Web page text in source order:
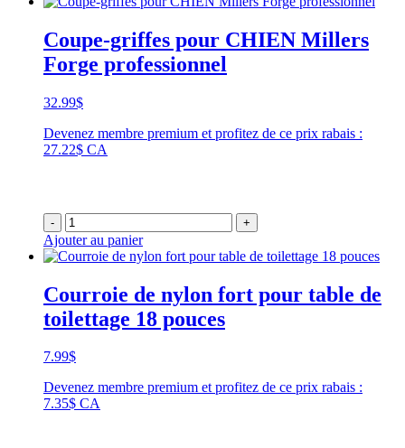
Coupe-griffes pour CHIEN Millers
Forge professionnel
32.99$
Devenez membre premium et profitez de ce prix rabais :
27.22$ CA
- +
Ajouter au panier
Courroie de nylon fort pour table de
toilettage 18 pouces
7.99$
Devenez membre premium et profitez de ce prix rabais :
7.35$ CA